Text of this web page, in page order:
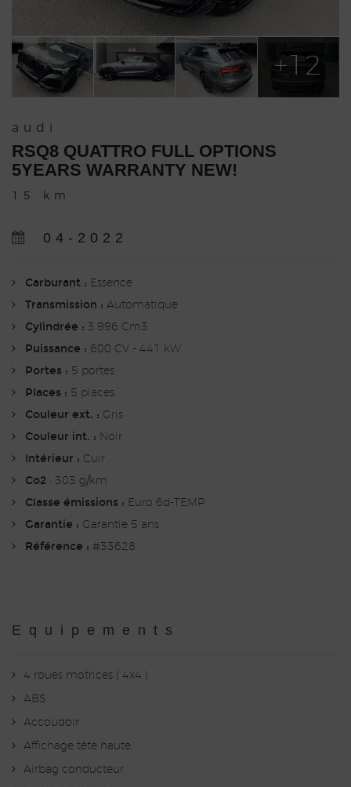
+12
audi
RSQ8 QUATTRO FULL OPTIONS
5YEARS WARRANTY NEW!
15 km
04-2022
Carburant : Essence
Transmission : Automatique
Cylindrée : 3.996 Cm3
Puissance : 600 CV - 441 kW
Portes : 5 portes
Places : 5 places
Couleur ext. : Gris
Couleur int. : Noir
Intérieur : Cuir
Co2 : 303 g/km
Classe émissions : Euro 6d-TEMP
Garantie : Garantie 5 ans
Référence : #33628
Equipements
4 roues motrices ( 4x4 )
ABS
Accoudoir
Affichage tête haute
Airbag conducteur